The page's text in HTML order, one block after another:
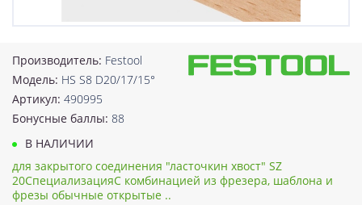
Производитель: Festool
Модель: HS S8 D20/17/15°
Артикул: 490995
Бонусные баллы: 88
В НАЛИЧИИ
для закрытого соединения "ласточкин хвост" SZ
20СпециализацияС комбинацией из фрезера, шаблона и
фрезы обычные открытые ..